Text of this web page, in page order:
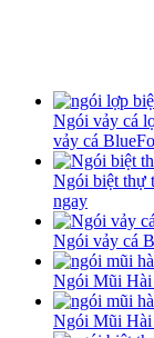
Ngói vảy cá
vảy cá
Ngói biệt thự
ngay
Ngói vảy cá
Ngói Mũi Hài
Ngói Mũi Hài